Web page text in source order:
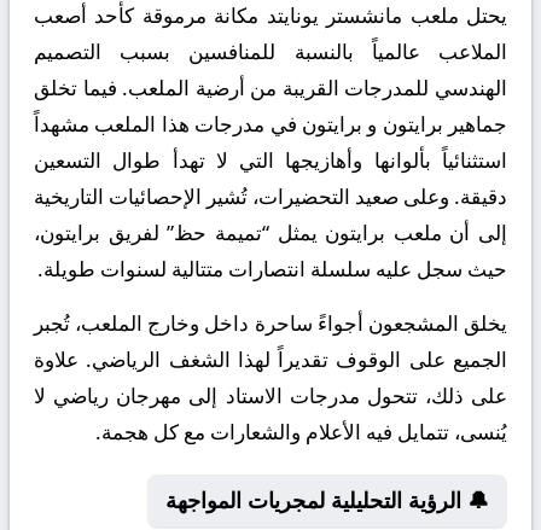
يحتل ملعب مانشستر يونايتد مكانة مرموقة كأحد أصعب
الملاعب عالمياً بالنسبة للمنافسين بسبب التصميم
الهندسي للمدرجات القريبة من أرضية الملعب. فيما تخلق
جماهير برايتون و برايتون في مدرجات هذا الملعب مشهداً
استثنائياً بألوانها وأهازيجها التي لا تهدأ طوال التسعين
دقيقة. وعلى صعيد التحضيرات، تُشير الإحصائيات التاريخية
إلى أن ملعب برايتون يمثل “تميمة حظ” لفريق برايتون،
حيث سجل عليه سلسلة انتصارات متتالية لسنوات طويلة.
يخلق المشجعون أجواءً ساحرة داخل وخارج الملعب، تُجبر
الجميع على الوقوف تقديراً لهذا الشغف الرياضي. علاوة
على ذلك، تتحول مدرجات الاستاد إلى مهرجان رياضي لا
يُنسى، تتمايل فيه الأعلام والشعارات مع كل هجمة.
🔔 الرؤية التحليلية لمجريات المواجهة